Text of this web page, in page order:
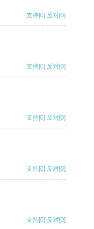
支持[0] 反对[0]
支持[0] 反对[0]
支持[0] 反对[0]
支持[0] 反对[0]
支持[0] 反对[0]